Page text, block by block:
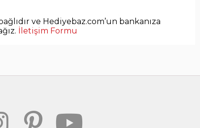
ve Hediyebaz.com’un bankanıza
İletişim Formu